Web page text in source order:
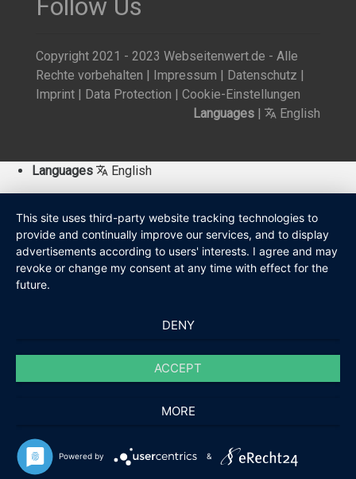
Follow Us
Copyright 2021 - 2023 Webseitenwert.de - Alle
Rechte vorbehalten |
Impressum Datenschutz
Imprint
Data Protection
Cookie-Einstellungen
Languages
English
Languages English
This site uses third-party website tracking technologies to
provide and continually improve our services, and to display
advertisements according to users' interests. I agree and may
revoke or change my consent at any time with effect for the
future.
DENY
ACCEPT
MORE
Powered by &